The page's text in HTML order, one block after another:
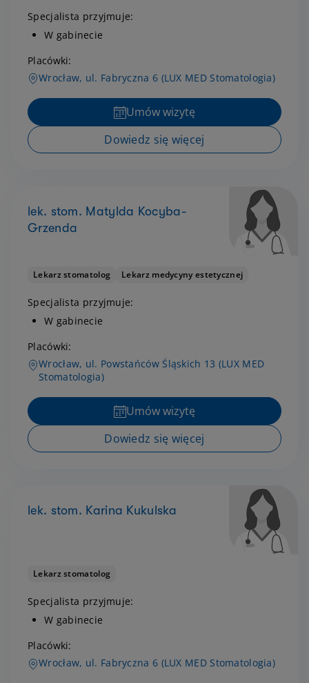
Specjalista przyjmuje:
W gabinecie
Placówki:
Wrocław, ul. Fabryczna 6 (LUX MED Stomatologia)
Umów wizytę
Dowiedz się więcej
lek. stom. Matylda Kocyba-
Grzenda
Lekarz stomatolog Lekarz medycyny estetycznej
Specjalista przyjmuje:
W gabinecie
Placówki:
Wrocław, ul. Powstańców Śląskich 13 (LUX MED
Stomatologia)
Umów wizytę
Dowiedz się więcej
lek. stom. Karina Kukulska
Lekarz stomatolog
Specjalista przyjmuje:
W gabinecie
Placówki:
Wrocław, ul. Fabryczna 6 (LUX MED Stomatologia)